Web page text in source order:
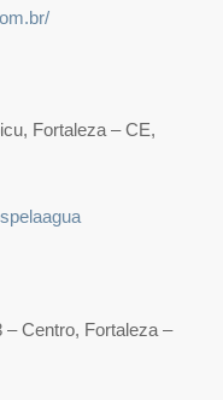
Fortaleza – CE,
– Centro, Fortaleza –